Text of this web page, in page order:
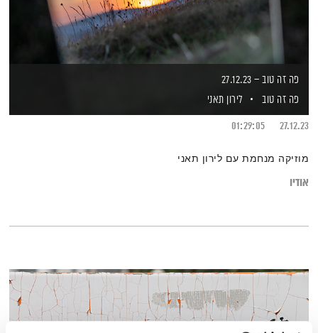
פה זה טוב – 27.12.23
פה זה טוב
לירון תאני
27.12.23
01:29:05
מוזיקה מנחמת עם לירון תאני
אודיו